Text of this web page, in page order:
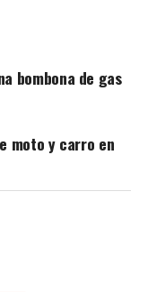
bombona de gas
moto y carro en